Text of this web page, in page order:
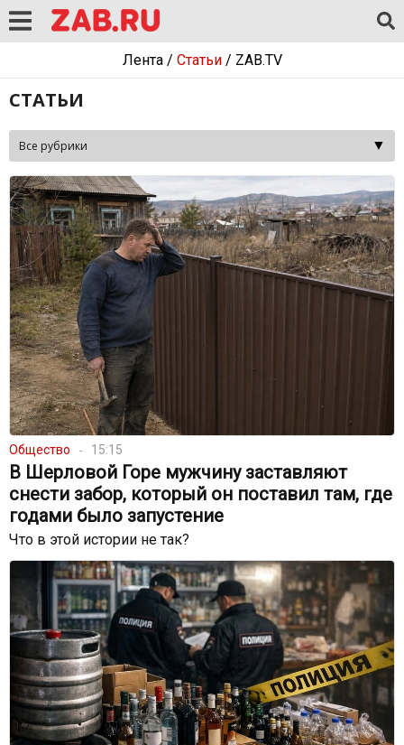
Лента/ Статьи/ ZAB.TV
СТАТЬИ
Общество 15:15
В Шерловой Горе мужчину заставляют
снести забор, который он поставил там, где
годами было запустение
Что в этой истории не так?